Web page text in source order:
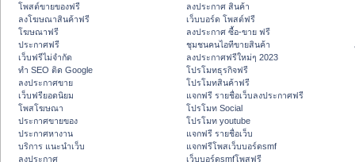
โพสต์ขายของฟรี
ลงโฆษณาสินค้าฟรี
โฆษณาฟรี
ประกาศฟรี
เว็บฟรีไม่จำกัด
ทำ SEO ติด Google
ลงประกาศขาย
เว็บฟรียอดนิยม
โพสโฆษณา
ประกาศขายของ
ประกาศหางาน
บริการ แนะนำเว็บ
ลงประกาศ
ลงประกาศ สินค้า
เว็บบอร์ด โพสต์ฟรี
ลงประกาศ ซื้อ-ขาย ฟรี
ชุมชนคนไอทีขายสินค้า
ลงประกาศฟรีใหม่ๆ 2023
โปรโมทธุรกิจฟรี
โปรโมทสินค้าฟรี
แจกฟรี รายชื่อเว็บลงประกาศฟรี
โปรโมท Social
โปรโมท youtube
แจกฟรี รายชื่อเว็บ
แจกฟรีโพสเว็บบอร์ดsmf
เว็บบอร์ดsmfโพสฟรี